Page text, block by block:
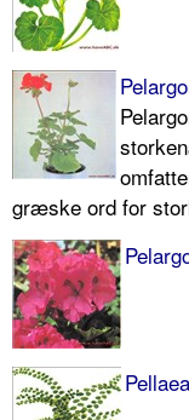
græske ord for